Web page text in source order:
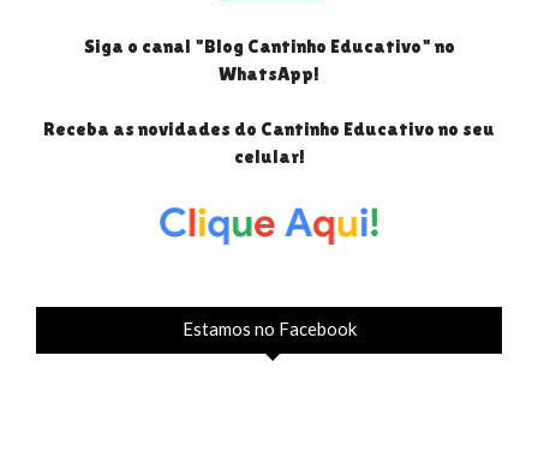
Siga o canal "Blog Cantinho Educativo" no
WhatsApp!
Receba as novidades do Cantinho Educativo no seu
celular!
Estamos no Facebook